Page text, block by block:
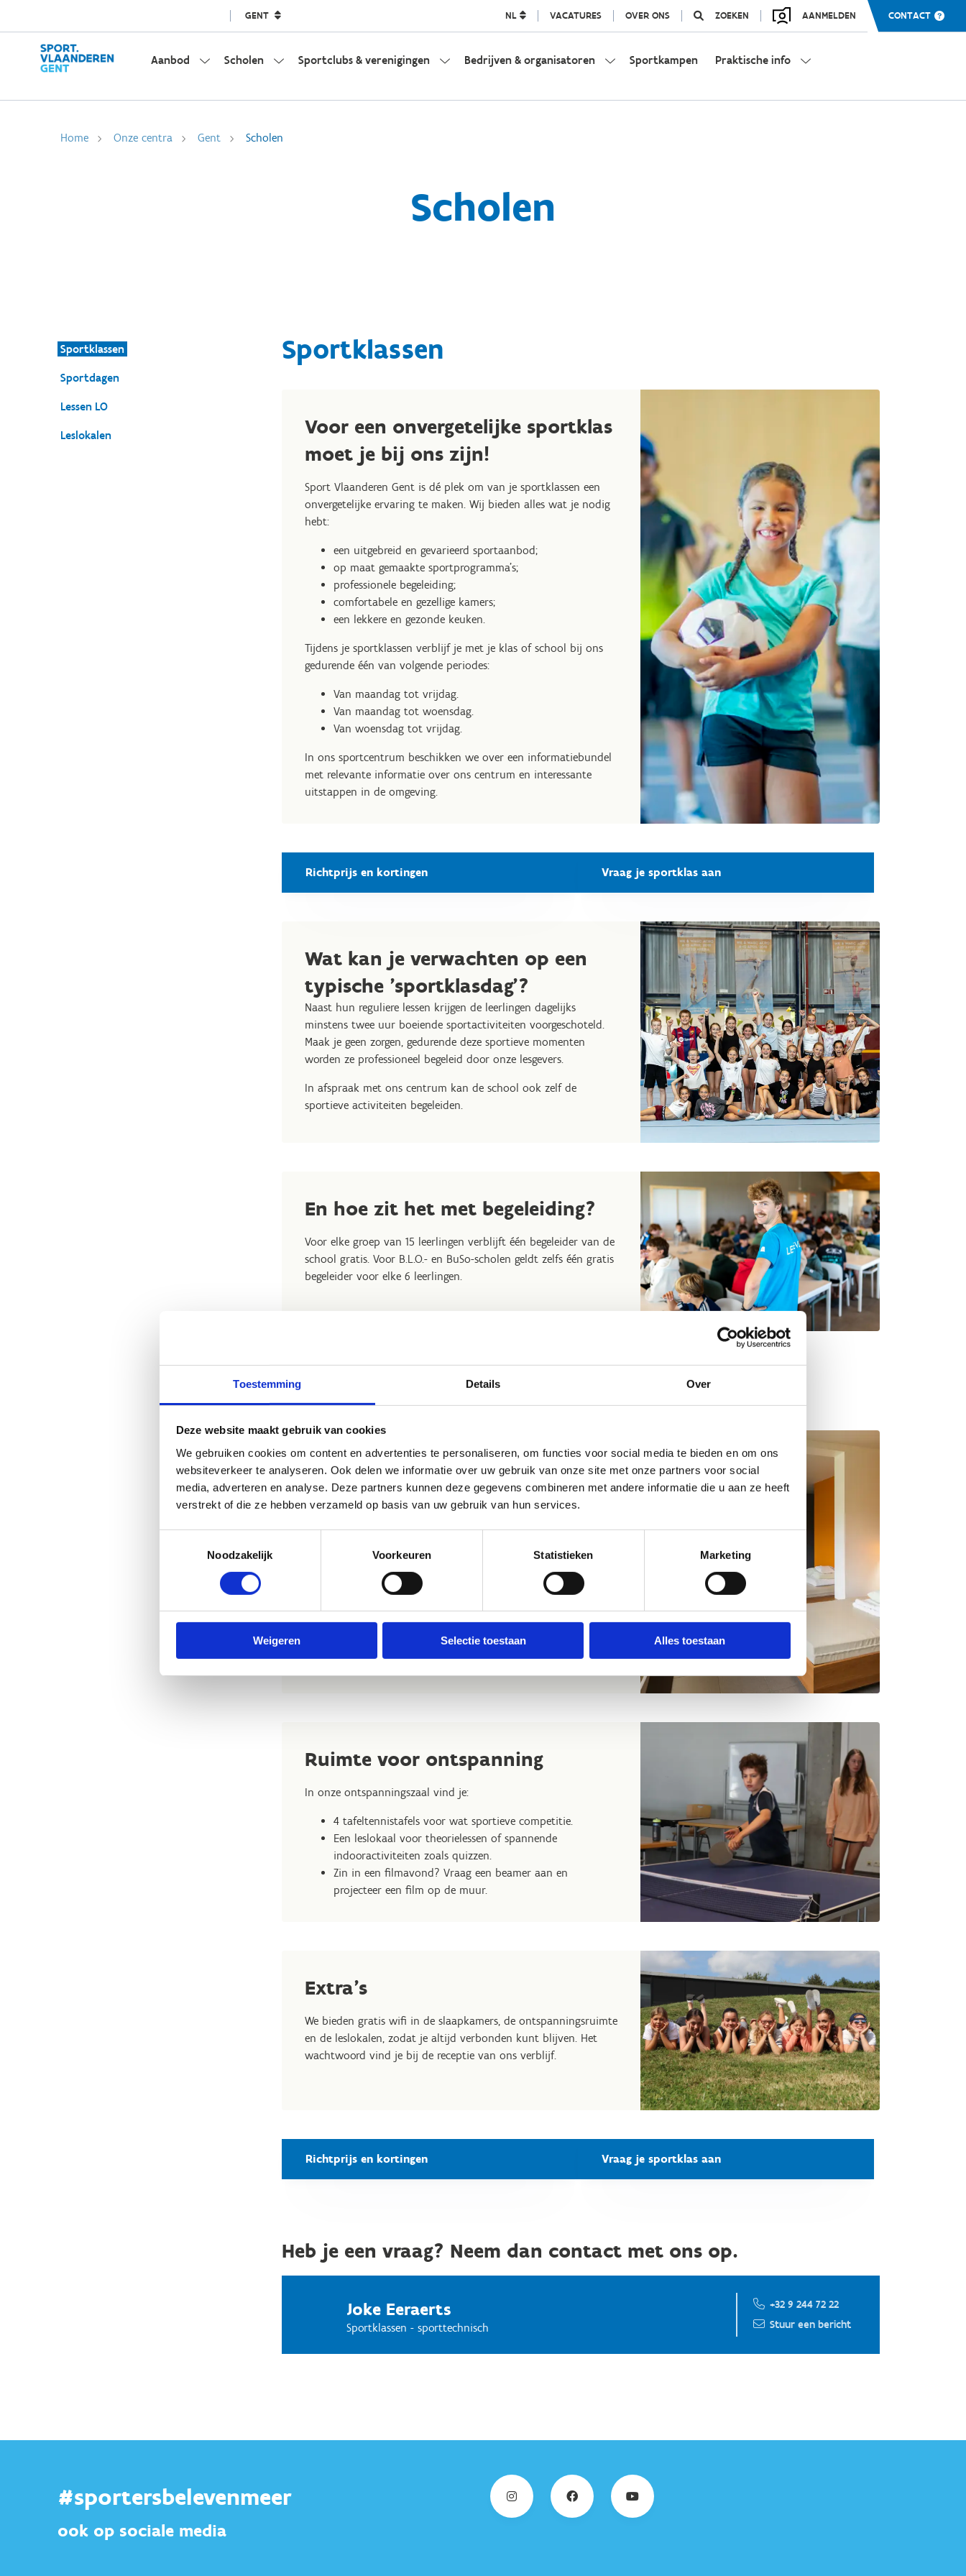
Toestemming Details Over
Deze website maakt gebruik van cookies
We gebruiken cookies om content en advertenties te personaliseren, om functies voor social media te bieden en om ons
websiteverkeer te analyseren. Ook delen we informatie over uw gebruik van onze site met onze partners voor social
media, adverteren en analyse. Deze partners kunnen deze gegevens combineren met andere informatie die u aan ze heeft
verstrekt of die ze hebben verzameld op basis van uw gebruik van hun services.
Noodzakelijk
Voorkeuren Statistieken Marketing
Weigeren Selectie toestaan Alles toestaan
GENT NL VACATURES OVER ONS ZOEKEN AANMELDEN CONTACT
Aanbod Scholen Sportclubs & verenigingen Bedrijven & organisatoren Sportkampen Praktische info
Home Onze centra Gent Scholen
Scholen
Sportklassen
Sportdagen
Lessen LO
Leslokalen
Sportklassen
Voor een onvergetelijke sportklas
moet je bij ons zijn!
Sport Vlaanderen Gent is dé plek om van je sportklassen een
onvergetelijke ervaring te maken. Wij bieden alles wat je nodig
hebt:
een uitgebreid en gevarieerd sportaanbod;
op maat gemaakte sportprogramma’s;
professionele begeleiding;
comfortabele en gezellige kamers;
een lekkere en gezonde keuken.
Tijdens je sportklassen verblijf je met je klas of school bij ons
gedurende één van volgende periodes:
Van maandag tot vrijdag.
Van maandag tot woensdag.
Van woensdag tot vrijdag.
In ons sportcentrum beschikken we over een informatiebundel
met relevante informatie over ons centrum en interessante
uitstappen in de omgeving.
Richtprijs en kortingen Vraag je sportklas aan
Wat kan je verwachten op een
typische 'sportklasdag'?
Naast hun reguliere lessen krijgen de leerlingen dagelijks
minstens twee uur boeiende sportactiviteiten voorgeschoteld.
Maak je geen zorgen, gedurende deze sportieve momenten
worden ze professioneel begeleid door onze lesgevers.
In afspraak met ons centrum kan de school ook zelf de
sportieve activiteiten begeleiden.
En hoe zit het met begeleiding?
Voor elke groep van 15 leerlingen verblijft één begeleider van de
school gratis. Voor B.L.O.- en BuSo-scholen geldt zelfs één gratis
begeleider voor elke 6 leerlingen.
Het verblijf
Waar slaap je?
Ons sportverblijf telt 26 comfortabele kamers met in totaal 54
Comfortabele bedden.
Een eigen badkamer met wastafel(s), verfrissende
douche(s) en een toilet voor jouw gemak.
Een tafel, stoel en handig opbergkastje bij elk bed, zodat
je je spullen georganiseerd kunt houden.
Afvalbakjes voor zowel PMD als restafval.
Ruimte voor ontspanning
In onze ontspanningszaal vind je:
4 tafeltennistafels voor wat sportieve competitie.
Een leslokaal voor theorielessen of spannende
indooractiviteiten zoals quizzen.
Zin in een filmavond? Vraag een beamer aan en
projecteer een film op de muur.
Extra's
We bieden gratis wifi in de slaapkamers, de ontspanningsruimte
en de leslokalen, zodat je altijd verbonden kunt blijven. Het
wachtwoord vind je bij de receptie van ons verblijf.
Richtprijs en kortingen Vraag je sportklas aan
Heb je een vraag? Neem dan contact met ons op.
Joke Eeraerts
Sportklassen - sporttechnisch
+32 9 244 72 22
Stuur een bericht
#sportersbelevenmeer
ook op sociale media